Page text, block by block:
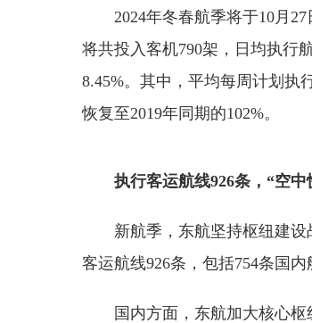
2024年冬春航季将于10月
将共投入客机790架，日均执行
8.45%。其中，平均每周计划执
恢复至2019年同期的102%。
执行客运航线926条，“空中
新航季，东航坚持枢纽建
客运航线926条，包括754条国
国内方面，东航加大核心